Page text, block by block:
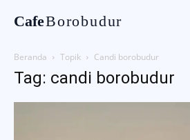
CafeBorobudur
Beranda Topik Candi borobudur
Tag: candi borobudur